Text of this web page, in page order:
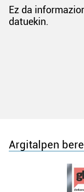
Ez da
datuekin.
Argitalpen